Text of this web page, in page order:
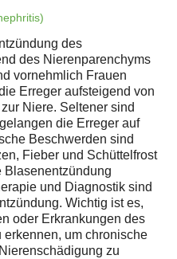
des
des Nierenparenchyms
vornehmlich Frauen
Erreger aufsteigend von
Niere. Seltener sind
die Erreger auf
Beschwerden sind
Fieber und Schüttelfrost
und Diagnostik sind
Wichtig ist es,
oder Erkrankungen des
erkennen, um chronische
zu